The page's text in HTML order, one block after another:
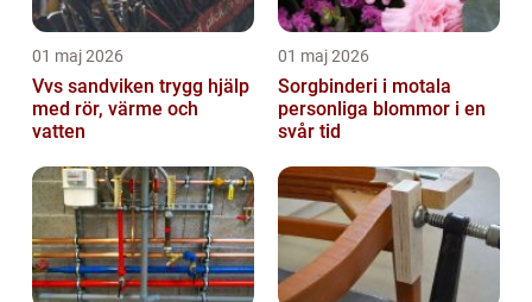
01 maj 2026
Vvs sandviken trygg hjälp
med rör, värme och
vatten
01 maj 2026
Sorgbinderi i motala
personliga blommor i en
svår tid